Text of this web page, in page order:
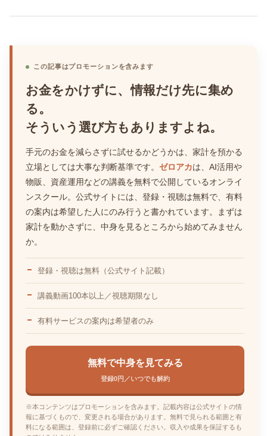
この記事はプロモーションを含みます
お金をかけずに、情報だけ先に集め
る。
そういう選び方もありますよね。
手元のお金を減らさずに試せるかどうかは、家計を預かる
立場としては大事な判断基準です。 ゼロアカは、AI活用や
物販、資産運用などの講義を無料で公開しているオンライ
ンスクール。公式サイトには、登録・視聴は無料で、有料
の案内は希望した人にのみ行うと書かれています。まずは
家計を動かさずに、中身を見るところから始めてみません
か。
登録・視聴は無料（公式サイト記載）
講義動画100本以上／視聴期限なし
有料サービスの案内は希望者のみ
無料で中身を見てみる
登録0円／いつでも解約
※本コンテンツはプロモーションを含みます。記載内容は公式サイトの情
報に基づくもので、変更される場合があります。無料で見られる範囲と有
料になる範囲は、登録前に必ずご確認ください。収入や成果を保証するも